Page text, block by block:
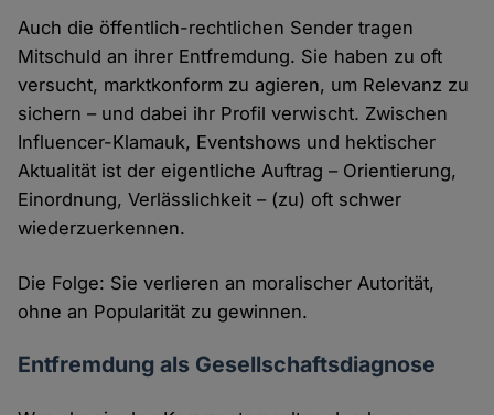
Auch die öffentlich-rechtlichen Sender tragen
Mitschuld an ihrer Entfremdung. Sie haben zu oft
versucht, marktkonform zu agieren, um Relevanz zu
sichern – und dabei ihr Profil verwischt. Zwischen
Influencer-Klamauk, Eventshows und hektischer
Aktualität ist der eigentliche Auftrag – Orientierung,
Einordnung, Verlässlichkeit – (zu) oft schwer
wiederzuerkennen.
Die Folge: Sie verlieren an moralischer Autorität,
ohne an Popularität zu gewinnen.
Entfremdung als Gesellschaftsdiagnose